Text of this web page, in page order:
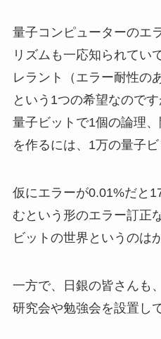
量子コンピューターのエ
リズムも一応知られてい
レラント（エラー耐性の
という1つの希望なので
量子ビットで1個の論理
を作るには、1万の量子
仮にエラーが0.01%だと
むという形のエラー訂正
ビットの世界というのは
一方で、日銀の皆さんも
研究会や勉強会を設置し